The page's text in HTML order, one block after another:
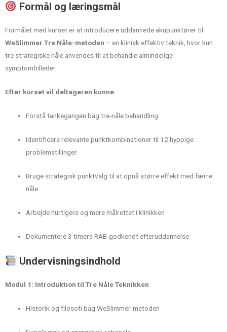
Formål og læringsmål
Formålet med kurset er at introducere uddannede akupunktører til
WeSlimmer Tre Nåle-metoden – en klinisk effektiv teknik, hvor kun
tre strategiske nåle anvendes til at behandle almindelige
symptombilleder.
Efter kurset vil deltageren kunne:
Forstå tankegangen bag tre-nåle behandling
Identificere relevante punktkombinationer til 12 hyppige
problemstillinger
Bruge strategisk punktvalg til at opnå større effekt med færre
nåle
Arbejde hurtigere og mere målrettet i klinikken
Dokumentere 3 timers RAB-godkendt efteruddannelse
Undervisningsindhold
Modul 1: Introduktion til Tre Nåle Teknikken
Historik og filosofi bag WeSlimmer-metoden